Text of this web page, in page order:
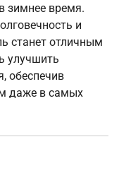
зимнее время.
и
станет отличным
улучшить
обеспечив
даже в самых